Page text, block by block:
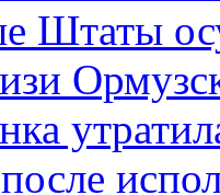
Штаты